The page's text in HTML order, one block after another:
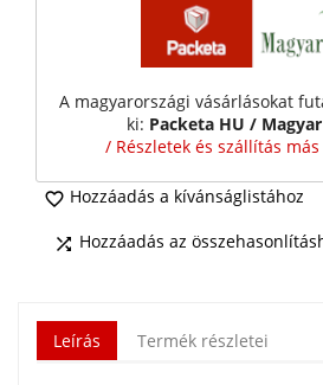
A magyarországi vásárlásokat
ki: Packeta HU /
/ Részletek és szállítás
 Hozzáadás a kívánságlistához
 Hozzáadás az
Leírás Termék részletei